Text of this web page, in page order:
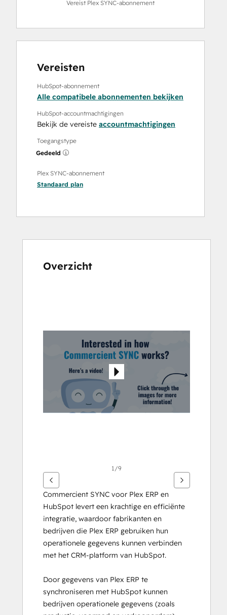
Vereist Plex SYNC-abonnement
Vereisten
HubSpot-abonnement
Alle compatibele abonnementen bekijken
HubSpot-accountmachtigingen
Bekijk de vereiste accountmachtigingen
Toegangstype
Gedeeld
Plex SYNC-abonnement
Standaard plan
Overzicht
geven
1/9
Commercient SYNC voor Plex ERP en
HubSpot levert een krachtige en efficiënte
integratie, waardoor fabrikanten en
bedrijven die Plex ERP gebruiken hun
operationele gegevens kunnen verbinden
met het CRM-platform van HubSpot.
Door gegevens van Plex ERP te
synchroniseren met HubSpot kunnen
bedrijven operationele gegevens (zoals